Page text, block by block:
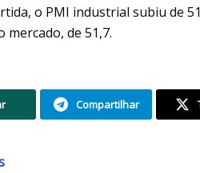
o PMI industrial subiu de
mercado, de 51,7.
Compartilhar